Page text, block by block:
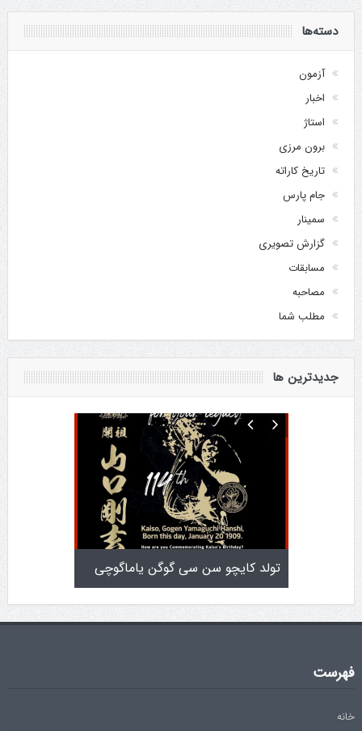
دسته‌ها
آزمون
اخبار
استاژ
برون مرزی
تاریخ کاراته
جام پارس
سمینار
گزارش تصویری
مسابقات
مصاحبه
مطلب شما
جدیدترین ها
اطلاعیه آزمون تولد کایچو سن سی گوگن یاماگوچی
فهرست
خانه